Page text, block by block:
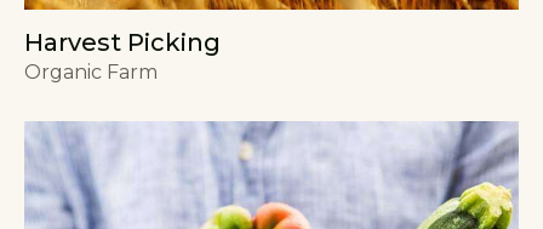
Harvest Picking
Organic Farm